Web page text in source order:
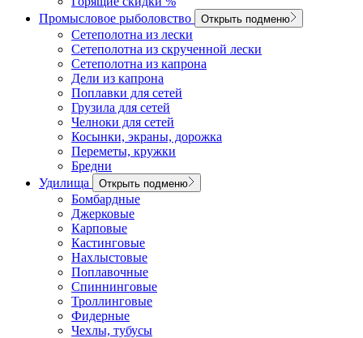
Промысловое рыболовство
Открыть подменю
Сетеполотна из лески
Сетеполотна из скрученной лески
Сетеполотна из капрона
Дели из капрона
Поплавки для сетей
Грузила для сетей
Челноки для сетей
Косынки, экраны, дорожка
Переметы, кружки
Бредни
Удилища
Открыть подменю
Бомбардные
Джерковые
Карповые
Кастинговые
Нахлыстовые
Поплавочные
Спиннинговые
Троллинговые
Фидерные
Чехлы, тубусы